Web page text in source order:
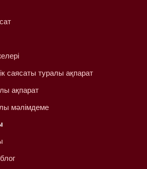
саясаты туралы ақпарат
ақпарат
мәлімдеме